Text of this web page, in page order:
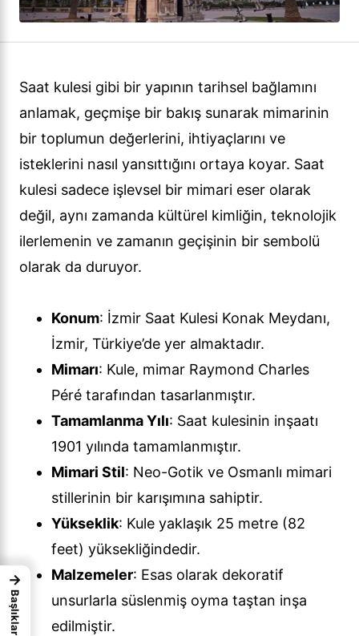
Saat kulesi gibi bir yapının tarihsel bağlamını
anlamak, geçmişe bir bakış sunarak mimarinin
bir toplumun değerlerini, ihtiyaçlarını ve
isteklerini nasıl yansıttığını ortaya koyar. Saat
kulesi sadece işlevsel bir mimari eser olarak
değil, aynı zamanda kültürel kimliğin, teknolojik
ilerlemenin ve zamanın geçişinin bir sembolü
olarak da duruyor.
Konum: İzmir Saat Kulesi Konak Meydanı,
İzmir, Türkiye’de yer almaktadır.
Mimarı: Kule, mimar Raymond Charles
Péré tarafından tasarlanmıştır.
Tamamlanma Yılı: Saat kulesinin inşaatı
1901 yılında tamamlanmıştır.
Mimari Stil: Neo-Gotik ve Osmanlı mimari
stillerinin bir karışımına sahiptir.
Yükseklik: Kule yaklaşık 25 metre (82
feet) yüksekliğindedir.
Malzemeler: Esas olarak dekoratif
unsurlarla süslenmiş oyma taştan inşa
edilmiştir.
→
Başlıklar